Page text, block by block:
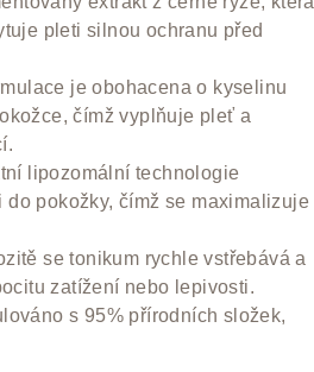
pleti silnou ochranu před
je obohacena o kyselinu
čímž vyplňuje pleť a
lipozomální technologie
pokožky, čímž se maximalizuje
se tonikum rychle vstřebává a
zatížení nebo lepivosti.
s 95% přírodních složek,